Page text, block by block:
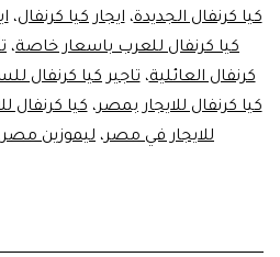
كيا كرنفال الجديدة،ايجار كيا كرنفال،
كيا كرنفال للعرب باسعار خاصة،
كرنفال العائلية،تاجير كيا كرنفال
كيا كرنفال للايجار بمصر،كيا كرنفال
للايجار في مصر، ليموزين مصر